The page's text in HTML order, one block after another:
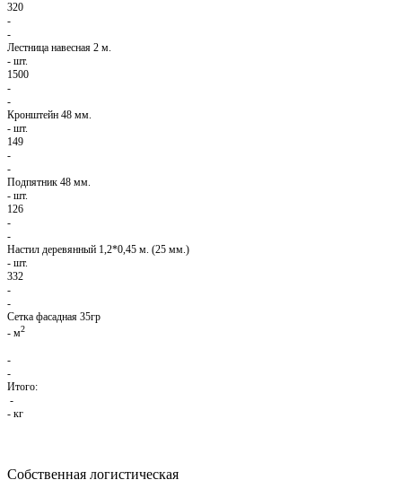
320
-
-
Лестница навесная 2 м.
- шт.
1500
-
-
Кронштейн 48 мм.
- шт.
149
-
-
Подпятник 48 мм.
- шт.
126
-
-
Настил деревянный 1,2*0,45 м. (25 мм.)
- шт.
332
-
-
Сетка фасадная 35гр
- м2
-
-
Итого:
-
- кг
Собственная логистическая